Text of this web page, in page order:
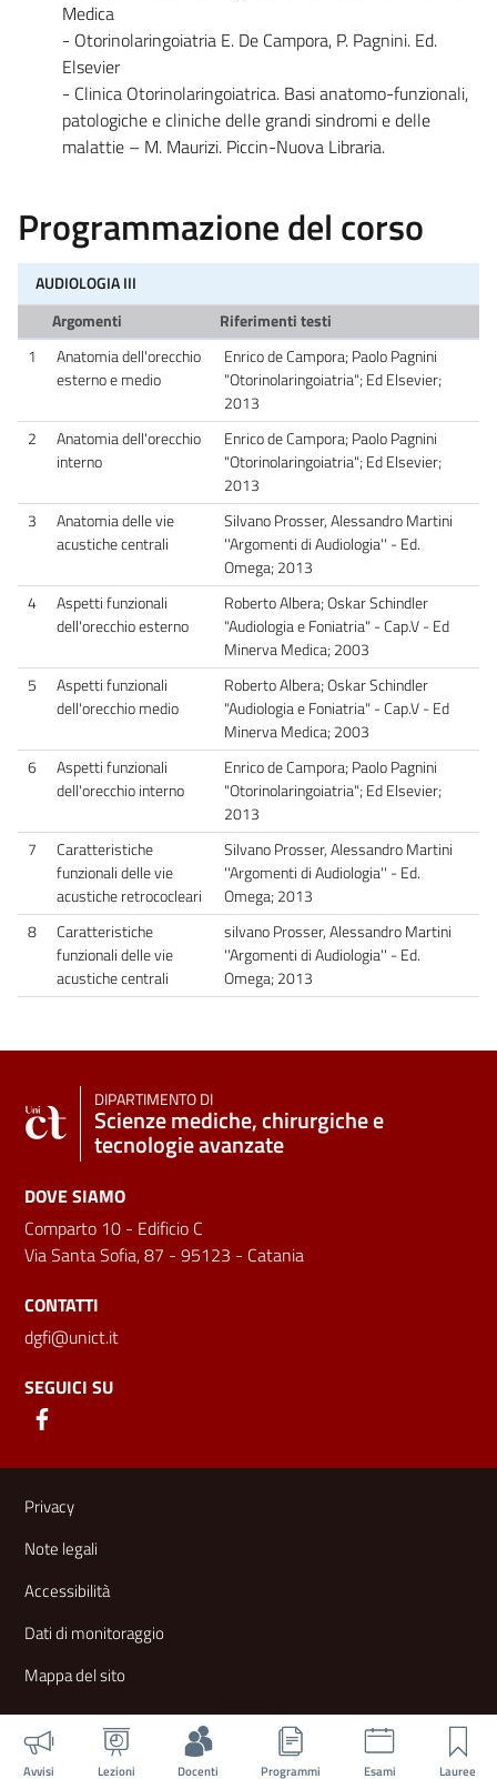
Medica
- Otorinolaringoiatria E. De Campora, P. Pagnini. Ed.
Elsevier
- Clinica Otorinolaringoiatrica. Basi anatomo-funzionali,
patologiche e cliniche delle grandi sindromi e delle
malattie – M. Maurizi. Piccin-Nuova Libraria.
Programmazione del corso
AUDIOLOGIA III
Argomenti
Riferimenti testi
1
Anatomia dell'orecchio
esterno e medio
Enrico de Campora; Paolo Pagnini
"Otorinolaringoiatria"; Ed Elsevier;
2013
2
Anatomia dell'orecchio
interno
Enrico de Campora; Paolo Pagnini
"Otorinolaringoiatria"; Ed Elsevier;
2013
3
Anatomia delle vie
acustiche centrali
Silvano Prosser, Alessandro Martini
''Argomenti di Audiologia'' - Ed.
Omega; 2013
4
Aspetti funzionali
dell'orecchio esterno
Roberto Albera; Oskar Schindler
"Audiologia e Foniatria" - Cap.V - Ed
Minerva Medica; 2003
5
Aspetti funzionali
dell'orecchio medio
Roberto Albera; Oskar Schindler
"Audiologia e Foniatria" - Cap.V - Ed
Minerva Medica; 2003
6
Aspetti funzionali
dell'orecchio interno
Enrico de Campora; Paolo Pagnini
"Otorinolaringoiatria"; Ed Elsevier;
2013
7
Caratteristiche
funzionali delle vie
acustiche retrococleari
Silvano Prosser, Alessandro Martini
''Argomenti di Audiologia'' - Ed.
Omega; 2013
8
Caratteristiche
funzionali delle vie
acustiche centrali
silvano Prosser, Alessandro Martini
''Argomenti di Audiologia'' - Ed.
Omega; 2013
Avvisi Lezioni Docenti Programmi Esami Lauree
DIPARTIMENTO DI
Scienze mediche, chirurgiche e
tecnologie avanzate
DOVE SIAMO
Comparto 10 - Edificio C
Via Santa Sofia, 87 - 95123 - Catania
CONTATTI
dgfi@unict.it
SEGUICI SU
Link e informazioni utili
Privacy
Note legali
Accessibilità
Dati di monitoraggio
Mappa del sito